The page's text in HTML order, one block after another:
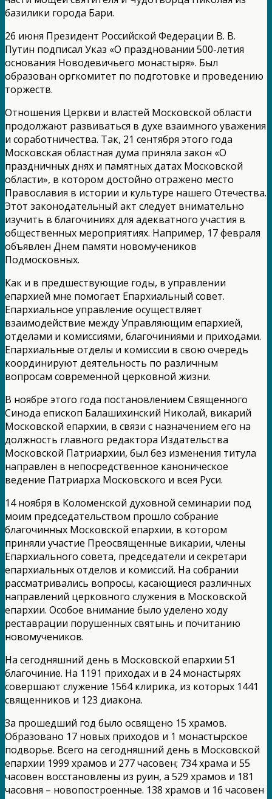
базилики города Бари.
26 июня Президент Российской Федерации В. В.
Путин подписал Указ «О праздновании 500-летия
основания Новодевичьего монастыря». Был
образован оргкомитет по подготовке и проведению
торжеств.
Отношения Церкви и властей Московской области
продолжают развиваться в духе взаимного уважения
и соработничества. Так, 21 сентября этого года
Московская областная дума приняла закон «О
праздничных днях и памятных датах Московской
области», в котором достойно отражено место
Православия в истории и культуре нашего Отечества.
Этот законодательный акт следует внимательно
изучить в благочиниях для адекватного участия в
общественных мероприятиях. Например, 17 февраля
объявлен Днем памяти новомучеников
Подмосковных.
Как и в предшествующие годы, в управлении
епархией мне помогает Епархиальный совет.
Епархиальное управление осуществляет
взаимодействие между Управляющим епархией,
отделами и комиссиями, благочиниями и приходами.
Епархиальные отделы и комиссии в свою очередь
координируют деятельность по различным
вопросам современной церковной жизни.
В ноябре этого года постановлением Священного
Синода епископ Балашихинский Николай, викарий
Московской епархии, в связи с назначением его на
должность главного редактора Издательства
Московской Патриархии, был без изменения титула
направлен в непосредственное каноническое
ведение Патриарха Московского и всея Руси.
14 ноября в Коломенской духовной семинарии под
моим председательством прошло собрание
благочинных Московской епархии, в котором
приняли участие Преосвященные викарии, члены
Епархиального совета, председатели и секретари
епархиальных отделов и комиссий. На собрании
рассматривались вопросы, касающиеся различных
направлений церковного служения в Московской
епархии. Особое внимание было уделено ходу
реставрации порушенных святынь и почитанию
новомучеников.
На сегодняшний день в Московской епархии 51
благочиние. На 1191 приходах и в 24 монастырях
совершают служение 1564 клирика, из которых 1441
священников и 123 диакона.
За прошедший год было освящено 15 храмов.
Образовано 17 новых приходов и 1 монастырское
подворье. Всего на сегодняшний день в Московской
епархии 1999 храмов и 277 часовен; 734 храма и 55
часовен восстановлены из руин, а 529 храмов и 181
часовня – новопостроенные. 138 храмов и 16 часовен